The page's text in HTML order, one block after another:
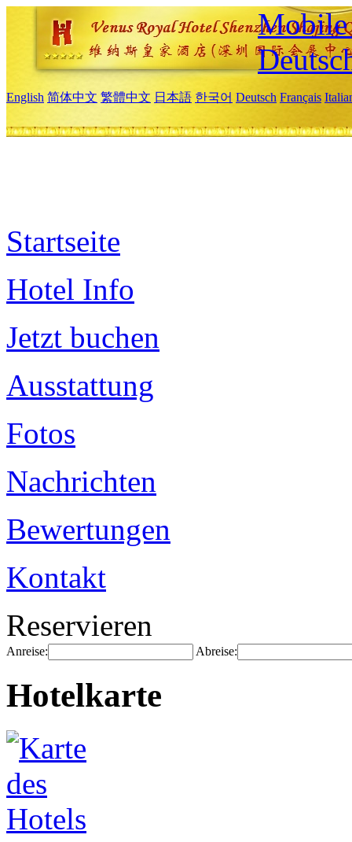
Mobile
English 简体中文 繁體中文 日本語 한국어 Deutsch Français
Startseite
Hotel Info
Jetzt buchen
Ausstattung
Fotos
Nachrichten
Bewertungen
Kontakt
Reservieren
Anreise: Abreise:
Hotelkarte